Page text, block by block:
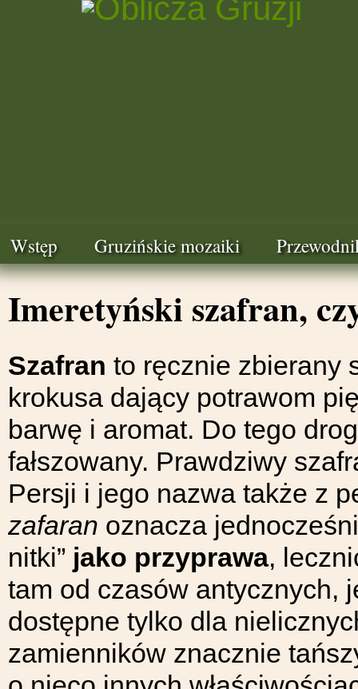
Wstęp Gruzińskie mozaiki
Imeretyński szafran,
Szafran to ręcznie zbierany
krokusa dający potrawom
barwę i aromat. Do tego
fałszowany. Prawdziwy
Persji i jego nazwa także z
zafaran oznacza
nitki” jako przyprawa,
tam od czasów antycznych,
dostępne tylko dla
zamienników znacznie